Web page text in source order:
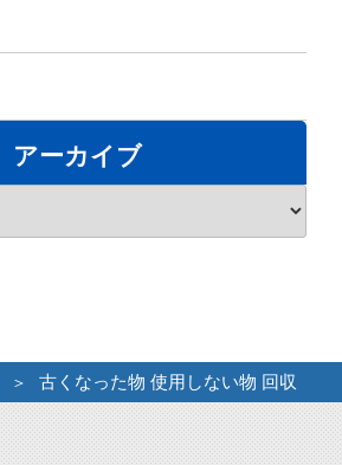
アーカイブ
古くなった物 使用しない物 回収